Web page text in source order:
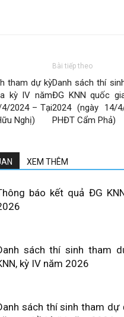
tham dự kỳ
kỳ IV năm
2024 – Tại
Nghị)
Bài tiếp theo
Danh sách thí
ĐG KNN quốc
2024 (ngày 14/
PHĐT Cẩm Phả)
XEM THÊM
báo kết quả ĐG
sách thí sinh tham
kỳ IV năm 2026
sách thí sinh tham dự